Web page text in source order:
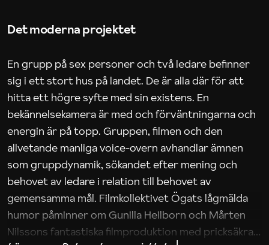
Det moderna projektet
En grupp på sex personer och två ledare befinner
sig i ett stort hus på landet. De är alla där för att
hitta ett högre syfte med sin existens. En
bekännelsekamera är med och förväntningarna och
energin är på topp. Gruppen, filmen och den
allvetande manliga voice-overn avhandlar ämnen
som gruppdynamik, sökandet efter mening och
behovet av ledare i relation till behovet av
gemensamma mål. Filmkollektivet Ögats lågmälda
humor påminner om Gunilla Heilborn och Mårten
Nilssons fantastiska filmproduktion med pricksäkra